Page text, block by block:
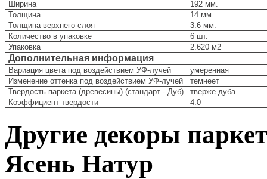
Ширина
192 мм.
Толщина
14 мм.
Толщина верхнего слоя
3.6 мм.
Количество в упаковке
6 шт.
Упаковка
2.620 м2
Дополнительная информация
Вариация цвета под воздействием УФ-лучей
умеренная
Изменение оттенка под воздействием УФ-лучей
темнеет
Твердость паркета (древесины)-(стандарт - Дуб)
тверже дуба
Коэффициент твердости
4.0
Другие декоры
Ясень Натур